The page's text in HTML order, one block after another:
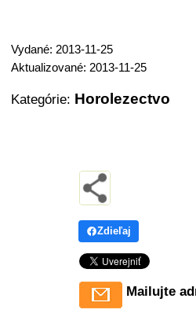
Vydané: 2013-11-25
Aktualizované: 2013-11-25
Kategórie: Horolezectvo
Zdieľaj
Mailujte